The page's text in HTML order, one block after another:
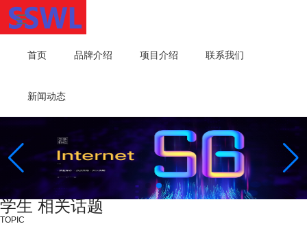
首页 品牌介绍 项目介绍 联系我们
新闻动态
学生 相关话题
TOPIC